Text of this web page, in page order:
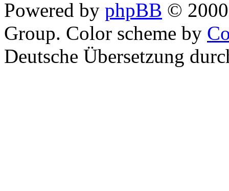
Powered by phpBB ©
Group. Color scheme by
Deutsche Übersetzung